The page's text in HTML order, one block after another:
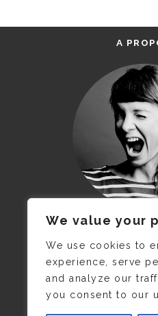
We value your
We use cookies to
experience, serve
and analyze our
you consent to our
A
JE M’APPELLE
C’EST ©CAMILLE
PRIS CETTE